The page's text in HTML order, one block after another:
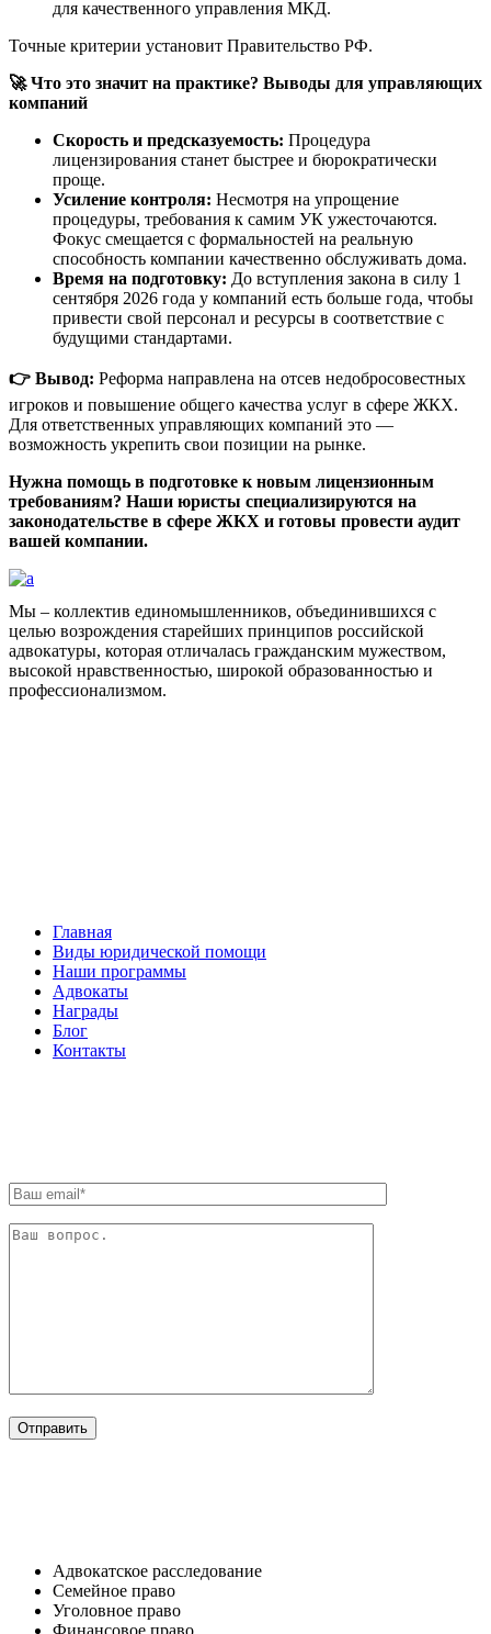
для качественного управления МКД.
Точные критерии установит Правительство РФ.
🚀 Что это значит на практике? Выводы для управляющих
компаний
Скорость и предсказуемость: Процедура
лицензирования станет быстрее и бюрократически
проще.
Усиление контроля: Несмотря на упрощение
процедуры, требования к самим УК ужесточаются.
Фокус смещается с формальностей на реальную
способность компании качественно обслуживать дома.
Время на подготовку: До вступления закона в силу 1
сентября 2026 года у компаний есть больше года, чтобы
привести свой персонал и ресурсы в соответствие с
будущими стандартами.
👉 Вывод: Реформа направлена на отсев недобросовестных
игроков и повышение общего качества услуг в сфере ЖКХ.
Для ответственных управляющих компаний это —
возможность укрепить свои позиции на рынке.
Нужна помощь в подготовке к новым лицензионным
требованиям? Наши юристы специализируются на
законодательстве в сфере ЖКХ и готовы провести аудит
вашей компании.
Мы – коллектив единомышленников, объединившихся с
целью возрождения старейших принципов российской
адвокатуры, которая отличалась гражданским мужеством,
высокой нравственностью, широкой образованностью и
профессионализмом.
Главная
Виды юридической помощи
Наши программы
Адвокаты
Награды
Блог
Контакты
Адвокатское расследование
Семейное право​
Уголовное право​
Финансовое право